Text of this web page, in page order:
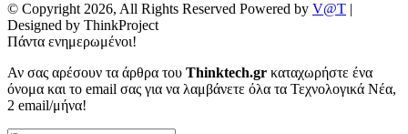
© Copyright 2026, All Rights Reserved Powered by V@T
Designed by ThinkProject
Πάντα ενημερωμένοι!
Αν σας αρέσουν τα άρθρα του Thinktech.gr καταχωρήστε ένα
όνομα και το email σας για να λαμβάνετε όλα τα Τεχνολογικά Νέα,
2 email/μήνα!